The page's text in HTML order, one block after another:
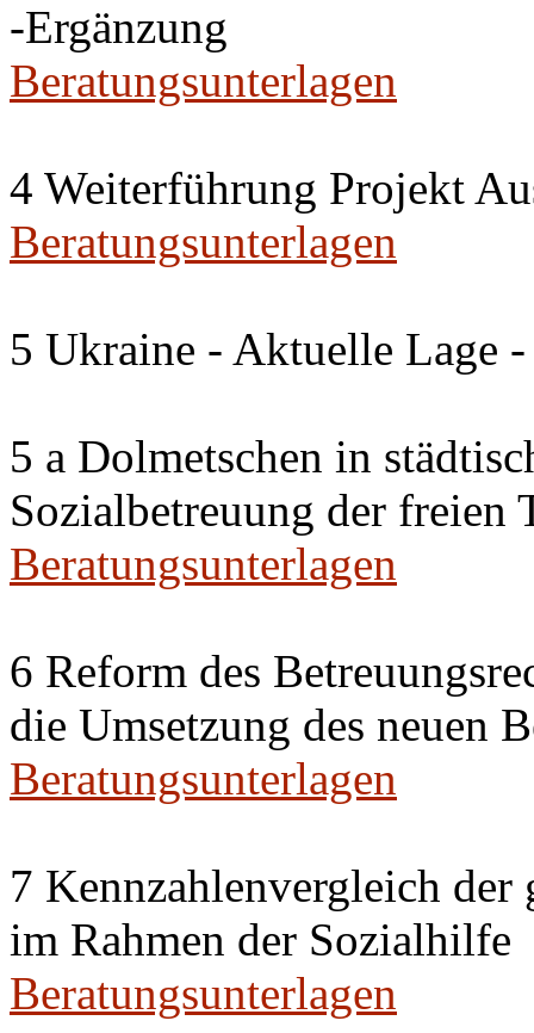
-Ergänzung
Beratungsunterlagen
4 Weiterführung Projekt
Beratungsunterlagen
5 Ukraine - Aktuelle Lage
5 a Dolmetschen in
Sozialbetreuung der freien
Beratungsunterlagen
6 Reform des
die Umsetzung des neuen
Beratungsunterlagen
7 Kennzahlenvergleich
im Rahmen der Sozialhilfe
Beratungsunterlagen